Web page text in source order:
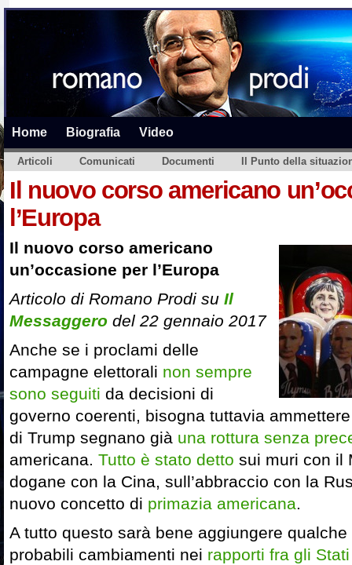
Home Biografia Video
Articoli Comunicati Documenti Il Punto della
Il nuovo corso americano
l’Europa
Il nuovo corso americano
un’occasione per l’Europa
Articolo di Romano Prodi su Il
Messaggero del 22 gennaio 2017
Anche se i proclami delle
campagne elettorali non sempre
sono seguiti da decisioni di
governo coerenti, bisogna tuttavia
di Trump segnano già una rottura senza
americana. Tutto è stato detto sui muri con il
dogane con la Cina, sull’abbraccio con la
nuovo concetto di primazia americana.
A tutto questo sarà bene aggiungere
probabili cambiamenti nei rapporti fra gli